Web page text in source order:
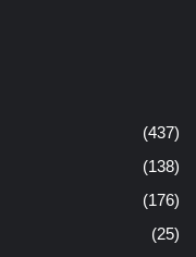
(437)
(138)
(176)
(25)